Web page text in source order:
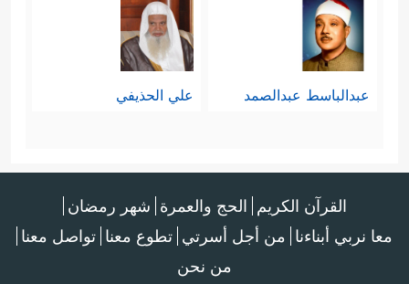
عبدالباسط عبدالصمد علي الحذيفي
القرآن الكريم الحج والعمرة شهر رمضان
معا نربي أبناءنا من أجل أسرتي تطوع معنا تواصل معنا
من نحن